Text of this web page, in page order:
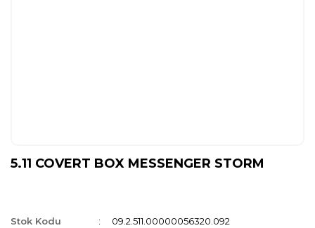
5.11 COVERT BOX MESSENGER STORM
Stok Kodu
09.2.511.00000056320.092